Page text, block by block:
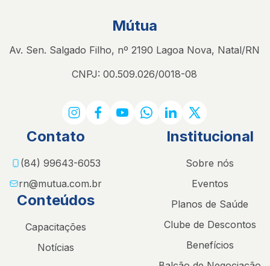
Mútua
Av. Sen. Salgado Filho, nº 2190 Lagoa Nova, Natal/RN
CNPJ: 00.509.026/0018-08
Contato
(84) 99643-6053
rn@mutua.com.br
Conteúdos
Capacitações
Notícias
Institucional
Sobre nós
Eventos
Planos de Saúde
Clube de Descontos
Benefícios